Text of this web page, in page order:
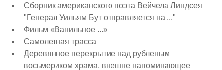
Сборник американского поэта Вейчела Линдсея
"Генерал Уильям Бут отправляется на ..."
Фильм «Ванильное ...»
Самолетная трасса
Деревянное перекрытие над рубленым
восьмериком храма, внешне напоминающее